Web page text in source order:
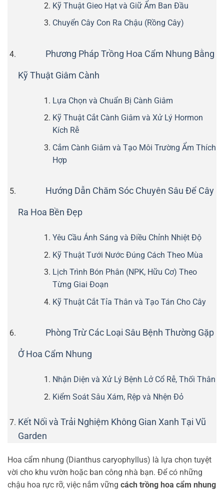
Kỹ Thuật Gieo Hạt và Giữ Ẩm Ban Đầu
Chuyển Cây Con Ra Chậu (Rồng Cây)
Phương Pháp Trồng Hoa Cẩm Nhung Bằng
Kỹ Thuật Giâm Cành
Lựa Chọn và Chuẩn Bị Cành Giâm
Kỹ Thuật Cắt Cành Giâm và Xử Lý Hormon
Kích Rễ
Cắm Cành Giâm và Tạo Môi Trường Ẩm Thích
Hợp
Hướng Dẫn Chăm Sóc Chuyên Sâu Để Cây
Ra Hoa Bền Đẹp
Yêu Cầu Ánh Sáng và Điều Chỉnh Nhiệt Độ
Kỹ Thuật Tưới Nước Đúng Cách Theo Mùa
Lịch Trình Bón Phân (NPK, Hữu Cơ) Theo
Từng Giai Đoạn
Kỹ Thuật Cắt Tỉa Thân và Tạo Tán Cho Cây
Phòng Trừ Các Loại Sâu Bệnh Thường Gặp
Ở Hoa Cẩm Nhung
Nhận Diện và Xử Lý Bệnh Lở Cổ Rễ, Thối Thân
Kiểm Soát Sâu Xám, Rệp và Nhện Đỏ
Kết Nối và Trải Nghiệm Không Gian Xanh Tại Vũ
Garden
Hoa cẩm nhung (Dianthus caryophyllus) là lựa chọn tuyệt
vời cho khu vườn hoặc ban công nhà bạn. Để có những
chậu hoa rực rỡ, việc nắm vững cách trồng hoa cẩm nhung